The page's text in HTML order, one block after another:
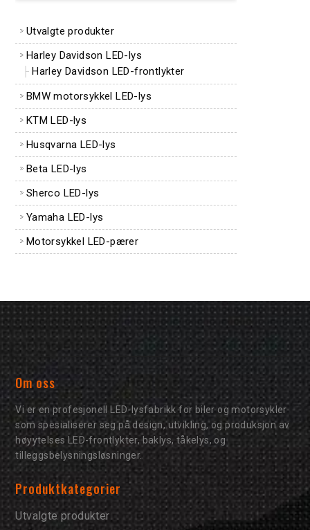
Utvalgte produkter
Harley Davidson LED-lys
Harley Davidson LED-frontlykter
BMW motorsykkel LED-lys
KTM LED-lys
Husqvarna LED-lys
Beta LED-lys
Sherco LED-lys
Yamaha LED-lys
Motorsykkel LED-pærer
Om oss
Vi er en profesjonell LED-lysfabrikk for biler og motorsykler
som spesialiserer seg på design, utvikling, og produksjon av
høyytelses LED-frontlykter, baklys, tåkelys, og
tilleggsbelysningsløsninger.
Produktkategorier
Utvalgte produkter